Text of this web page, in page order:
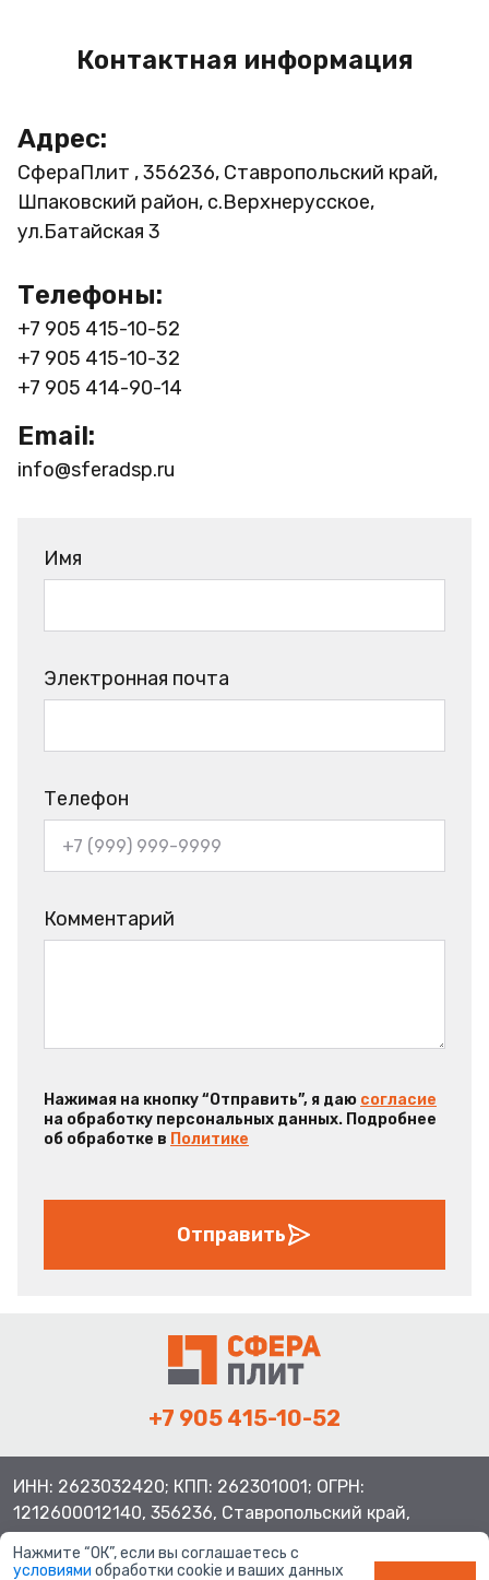
Контактная информация
Адрес:
СфераПлит , 356236, Ставропольский край,
Шпаковский район, с.Верхнерусское,
ул.Батайская 3
Телефоны:
+7 905 415-10-52
+7 905 415-10-32
+7 905 414-90-14
Email:
info@sferadsp.ru
Имя
Электронная почта
Телефон
Комментарий
Нажимая на кнопку “Отправить”, я даю согласие
на обработку персональных данных. Подробнее
об обработке в Политике
Отправить
+7 905 415-10-52
ИНН: 2623032420; КПП: 262301001; ОГРН:
1212600012140, 356236, Ставропольский край,
Шпаковский район, с.Верхнерусское, ул.Батайская 3
Нажмите “ОК”, если вы соглашаетесь с
условиями обработки cookie и ваших данных